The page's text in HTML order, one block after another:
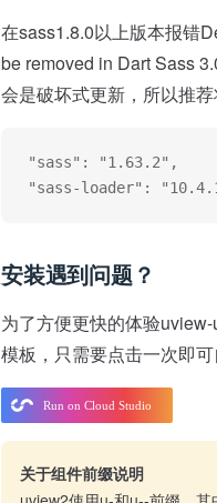
在sass1.8.0以上版本报错
be removed in Dart Sass
会是破坏式更新，所以推
"sass": "1.63.2",
"sass-loader":
安装遇到问题？
为了方便更快的体验
模板，只需要点击一次即
关于组件前缀说明